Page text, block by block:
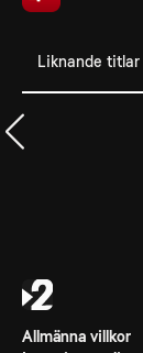
Liknande titlar
Allmänna villkor